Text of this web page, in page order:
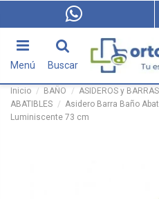
Menú Buscar
Inicio BAÑO ASIDEROS y BARRAS
ABATIBLES
Asidero Barra Baño
Luminiscente 73 cm